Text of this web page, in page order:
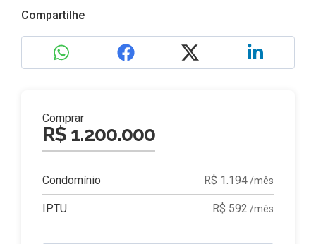
Compartilhe
Comprar
R$ 1.200.000
Condomínio R$ 1.194/mês
IPTU R$ 592 /mês